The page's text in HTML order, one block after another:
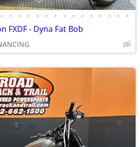
• • • • • • • • • • • • • • •
FXDF - Dyna Fat Bob